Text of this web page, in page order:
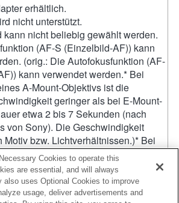
erhältlich.
nicht unterstützt.
kann nicht beliebig gewählt werden.
(AF-S (Einzelbild-AF)) kann
(orig.: Die Autofokusfunktion (AF-
kann verwendet werden.* Bei
A-Mount-Objektivs ist die
geringer als bei E-Mount-
etwa 2 bis 7 Sekunden (nach
von Sony). Die Geschwindigkeit
Motiv bzw. Lichtverhältnissen.)* Bei
Videos funktioniert der Autofokus
des Objektivs (z. B. beim
werden bei der
Cookies to operate this
are essential, and will always
also uses Optional Cookies to improve
usage, deliver advertisements and